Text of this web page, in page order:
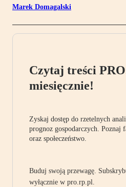
Marek Domagalski
Czytaj treści
miesięcznie!
Zyskaj dostęp do rzetelnych
prognoz gospodarczych. Poznaj
oraz społeczeństwo.
Buduj swoją przewagę.
wyłącznie w pro.rp.pl.